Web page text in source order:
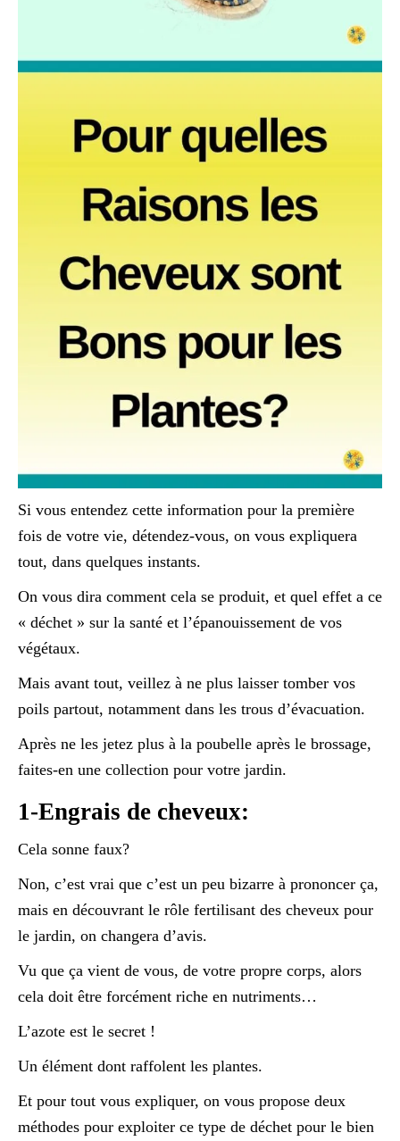
Si vous entendez cette information pour la première
fois de votre vie, détendez-vous, on vous expliquera
tout, dans quelques instants.
On vous dira comment cela se produit, et quel effet a ce
« déchet » sur la santé et l’épanouissement de vos
végétaux.
Mais avant tout, veillez à ne plus laisser tomber vos
poils partout, notamment dans les trous d’évacuation.
Après ne les jetez plus à la poubelle après le brossage,
faites-en une collection pour votre jardin.
1-Engrais de cheveux:
Cela sonne faux?
Non, c’est vrai que c’est un peu bizarre à prononcer ça,
mais en découvrant le rôle fertilisant des cheveux pour
le jardin, on changera d’avis.
Vu que ça vient de vous, de votre propre corps, alors
cela doit être forcément riche en nutriments…
L’azote est le secret !
Un élément dont raffolent les plantes.
Et pour tout vous expliquer, on vous propose deux
méthodes pour exploiter ce type de déchet pour le bien